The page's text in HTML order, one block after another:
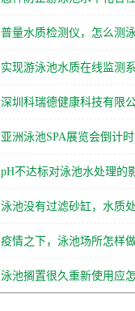
普量水质检测仪，怎么测
实现游泳池水质在线监测
深圳科瑞德健康科技有限
亚洲泳池SPA展览会倒计
pH不达标对泳池水处理的
泳池没有过滤砂缸，水质
疫情之下，泳池场所怎样
泳池搁置很久重新使用应